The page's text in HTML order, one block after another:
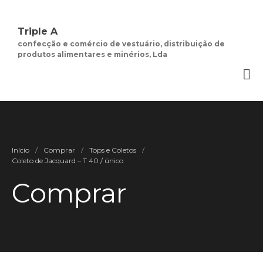
Moda Feminina
Social
Triple A
confecção e comércio de vestuário, distribuição de
produtos alimentares e minérios, Lda
Início / Comprar / Tops e Coletos
/
Coleto de Jacquard – T 40 / único
Comprar